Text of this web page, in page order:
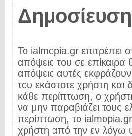
Το ialmopia.gr επιτρέπει
απόψεις του σε επίκαιρα
απόψεις αυτές εκφράζουν
του εκάστοτε χρήστη και
κάθε περίπτωση, ο
να μην παραβιάζει τους
περίπτωση, το ialmopia.gr
χρήστη από την εν λόγω